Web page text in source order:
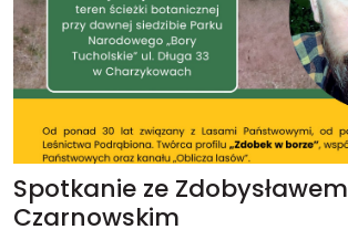
Spotkanie ze Zdobysławem
Czarnowskim